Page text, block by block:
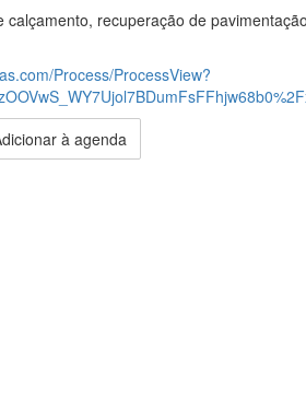
recuperação de
Process/ProcessView?
à agenda